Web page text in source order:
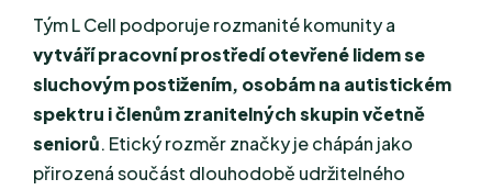
Tým L Cell podporuje rozmanité komunity a
vytváří pracovní prostředí otevřené lidem se
sluchovým postižením, osobám na autistickém
spektru i členům zranitelných skupin včetně
seniorů. Etický rozměr značky je chápán jako
přirozená součást dlouhodobě udržitelného